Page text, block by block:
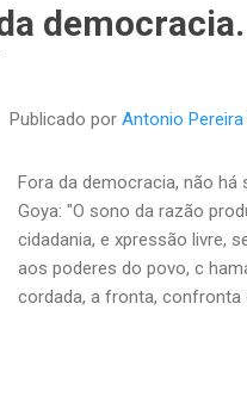
Publicado por Antonio
Fora da democracia, não há
Goya: "O sono da razão
cidadania, e xpressão livre,
aos poderes do povo, c
cordada, a fronta, confronta